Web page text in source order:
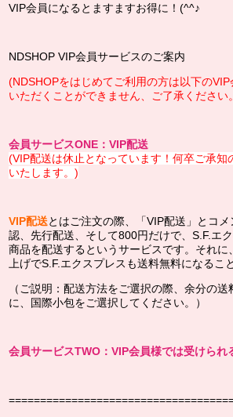
VIP会員になるとますますお得に！(^^♪
NDSHOP VIP会員サービスのご案内
(NDSHOPをはじめてご利用の方は以下の
いただくことができません、ご了承ください
会員サービスONE：VIP配送
(VIP配送は休止となっています！何卒ご承知
いたします。)
VIP配送とはご注文の際、「VIP配送」とコ
認、先行配送、そして800円だけで、S.F.エ
商品を 配送するというサービスです。それ
上げでS.F.エクスプレスも送料無料になるこ
（ご説明：配送方法をご選択の際、余分の送
に、国際小包をご選択してください。）
会員サービスTWO：VIP会員様では受けられ